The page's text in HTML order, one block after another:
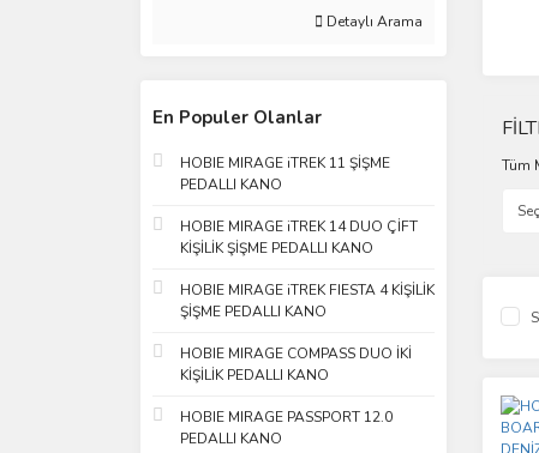
Detaylı Arama
En Populer Olanlar
HOBIE MIRAGE iTREK 11 ŞİŞME
PEDALLI KANO
HOBIE MIRAGE iTREK 14 DUO ÇİFT
KİŞİLİK ŞİŞME PEDALLI KANO
HOBIE MIRAGE iTREK FIESTA 4 KİŞİLİK
ŞİŞME PEDALLI KANO
HOBIE MIRAGE COMPASS DUO İKİ
KİŞİLİK PEDALLI KANO
HOBIE MIRAGE PASSPORT 12.0
PEDALLI KANO
Tüm